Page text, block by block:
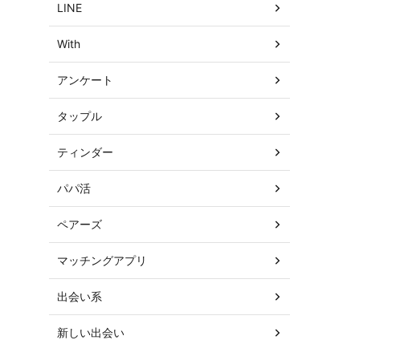
LINE
With
アンケート
タップル
ティンダー
パパ活
ペアーズ
マッチングアプリ
出会い系
新しい出会い